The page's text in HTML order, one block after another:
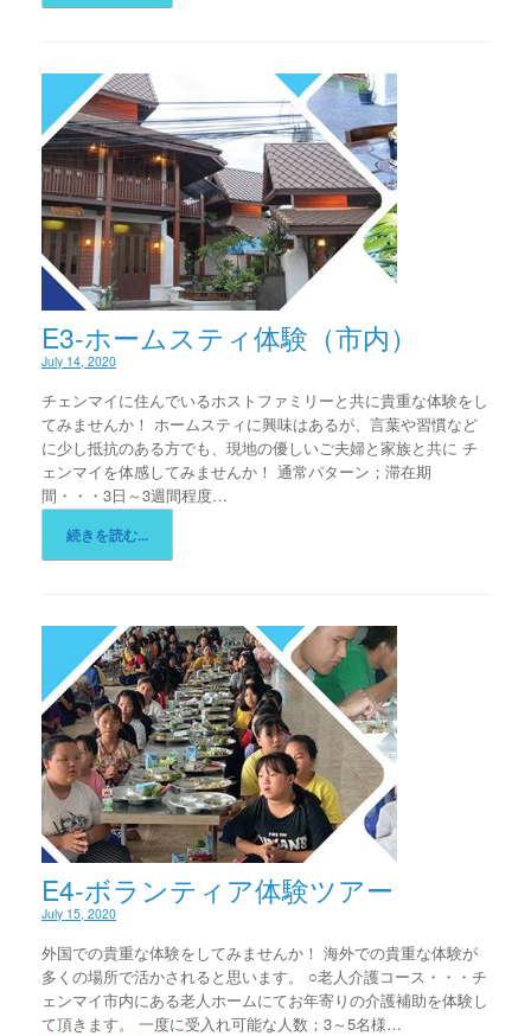
E3-ホームスティ体験（市内）
July 14, 2020
チェンマイに住んでいるホストファミリーと共に貴重な体験をし
てみませんか！ ホームスティに興味はあるが、言葉や習慣など
に少し抵抗のある方でも、現地の優しいご夫婦と家族と共に チ
ェンマイを体感してみませんか！ 通常パターン；滞在期
間・・・3日～3週間程度…
続きを読む...
E4-ボランティア体験ツアー
July 15, 2020
外国での貴重な体験をしてみませんか！ 海外での貴重な体験が
多くの場所で活かされると思います。 ○老人介護コース・・・チ
ェンマイ市内にある老人ホームにてお年寄りの介護補助を体験し
て頂きます。 一度に受入れ可能な人数；3～5名様…